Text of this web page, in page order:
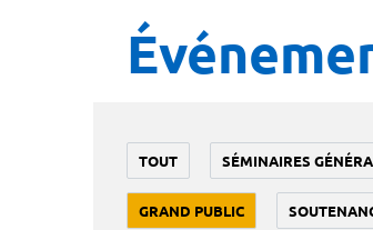
TOUT SÉMINAIRES
GRAND PUBLIC